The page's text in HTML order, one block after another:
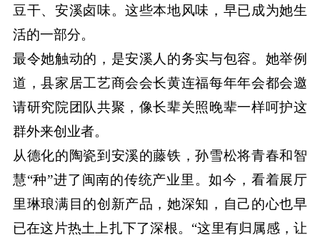
豆干、安溪卤味。这些本地风味，早已成为她生
活的一部分。
最令她触动的，是安溪人的务实与包容。她举例
道，县家居工艺商会会长黄连福每年年会都会邀
请研究院团队共聚，像长辈关照晚辈一样呵护这
群外来创业者。
从德化的陶瓷到安溪的藤铁，孙雪松将青春和智
慧“种”进了闽南的传统产业里。如今，看着展厅
里琳琅满目的创新产品，她深知，自己的心也早
已在这片热土上扎下了深根。“这里有归属感，让